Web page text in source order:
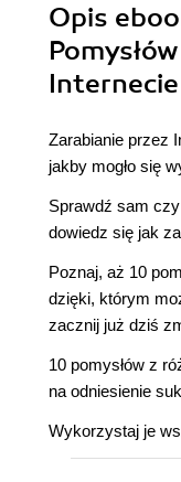
Opis
Internecie
Zarabianie przez
jakby mogło się
Sprawdź sam
dowiedz się jak
Poznaj, aż 10
dzięki, którym
zacznij już dziś
10 pomysłów z
na odniesienie
Wykorzystaj je